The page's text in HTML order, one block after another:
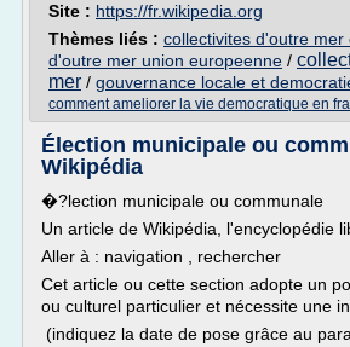
Site : https://fr.wikipedia.org
Thèmes liés : collectivites d'outre mer
d'outre mer union europeenne /
mer / gouvernance locale et
comment ameliorer la vie democratique en
Élection municipale ou
Wikipédia
�?lection municipale ou communale
Un article de Wikipédia, l'encyclopédie
Aller à : navigation , rechercher
Cet article ou cette section adopte un
ou culturel particulier et nécessite une
(indiquez la date de pose grâce au